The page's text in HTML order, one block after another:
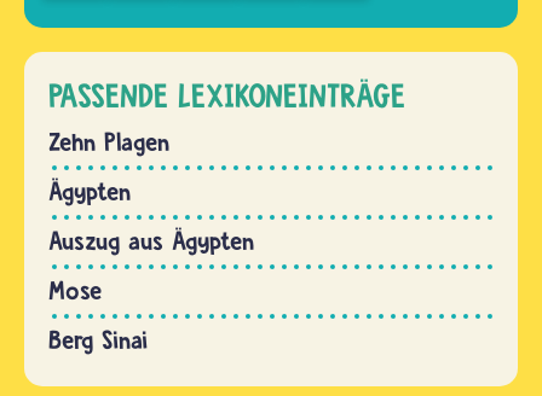
PASSENDE LEXIKONEINTRÄGE
Zehn Plagen
Ägypten
Auszug aus Ägypten
Mose
Berg Sinai